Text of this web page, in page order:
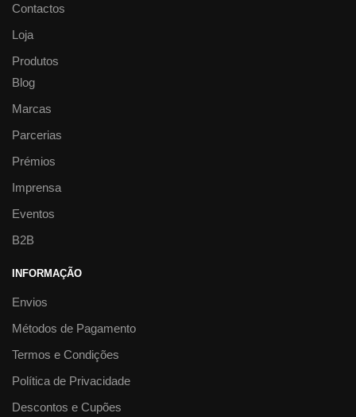
Contactos
Loja
Produtos
Blog
Marcas
Parcerias
Prémios
Imprensa
Eventos
B2B
INFORMAÇÃO
Envios
Métodos de Pagamento
Termos e Condições
Política de Privacidade
Descontos e Cupões